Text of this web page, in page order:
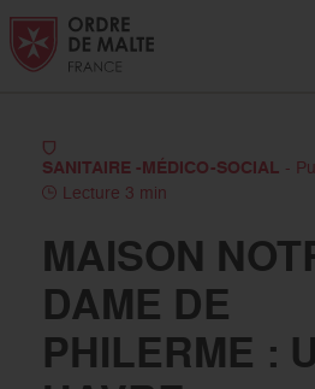
Aller au contenu
Aller à la recherche
Aller au menu
SANITAIRE -MÉDICO-SOCIAL -
Lecture 3 min
MAISON
DAME DE
PHILERME :